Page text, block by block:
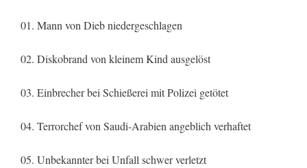
01. Mann von Dieb niedergeschlagen
02. Diskobrand von kleinem Kind ausgelöst
03. Einbrecher bei Schießerei mit Polizei getötet
04. Terrorchef von Saudi-Arabien angeblich verhaftet
05. Unbekannter bei Unfall schwer verletzt